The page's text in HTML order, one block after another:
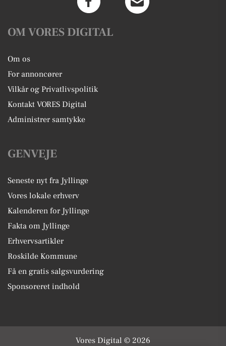
OM VORES DIGITAL
Om os
For annoncører
Vilkår og Privatlivspolitik
Kontakt VORES Digital
Administrer samtykke
GENVEJE
Seneste nyt fra Jyllinge
Vores lokale erhverv
Kalenderen for Jyllinge
Fakta om Jyllinge
Erhvervsartikler
Roskilde Kommune
Få en gratis salgsvurdering
Sponsoreret indhold
Vores Digital © 2026